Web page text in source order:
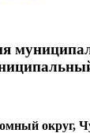
округ,